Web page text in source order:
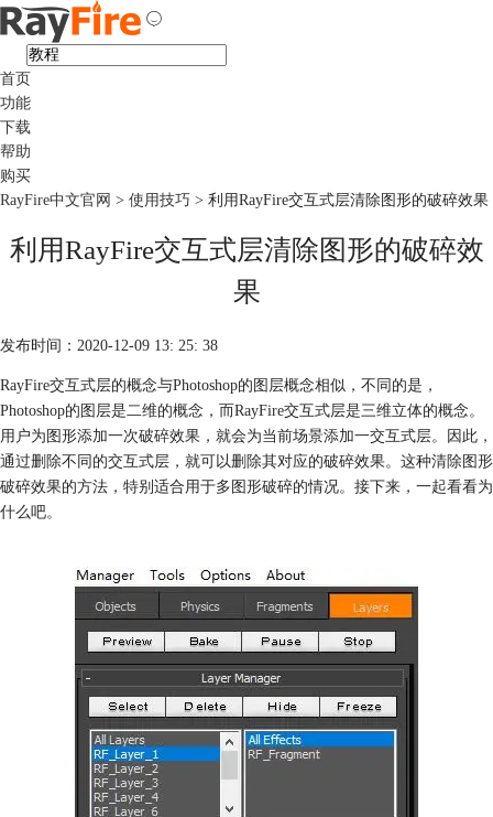
首页
功能
下载
帮助
购买
RayFire中文官网 > 使用技巧 > 利用RayFire交互式层清除图形的破碎效果
利用RayFire交互式层清除图形的破碎效
果
发布时间：2020-12-09 13: 25: 38
RayFire交互式层的概念与Photoshop的图层概念相似，不同的是，
Photoshop的图层是二维的概念，而RayFire交互式层是三维立体的概念。
用户为图形添加一次破碎效果，就会为当前场景添加一交互式层。因此，
通过删除不同的交互式层，就可以删除其对应的破碎效果。这种清除图形
破碎效果的方法，特别适合用于多图形破碎的情况。接下来，一起看看为
什么吧。